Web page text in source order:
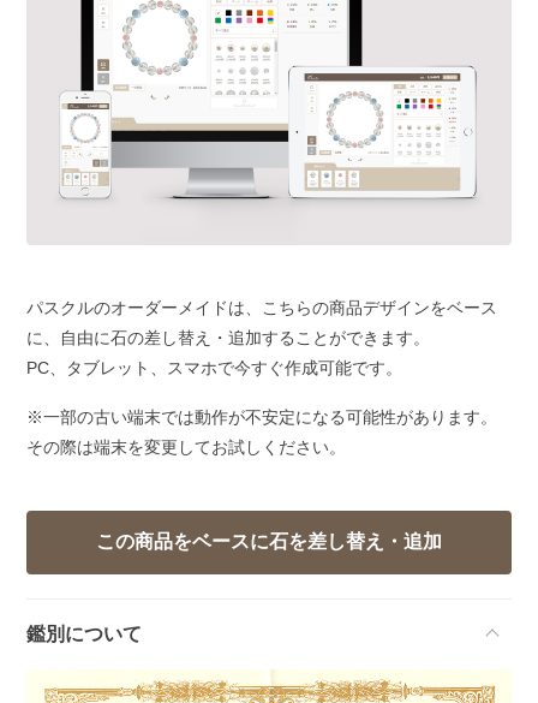
パスクルのオーダーメイドは、こちらの商品デザインをベース
に、自由に石の差し替え・追加することができます。
PC、タブレット、スマホで今すぐ作成可能です。
※一部の古い端末では動作が不安定になる可能性があります。
その際は端末を変更してお試しください。
鑑別について